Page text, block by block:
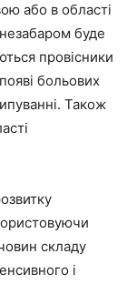
або в області
буде
провісники
больових
Також
складу
і